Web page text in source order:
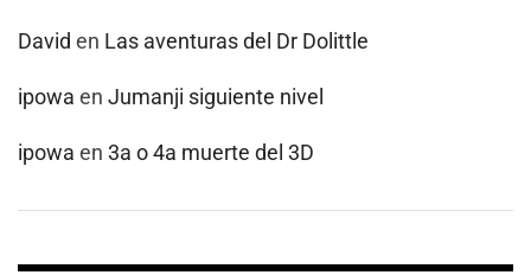
David en Las aventuras del Dr Dolittle
ipowa en Jumanji siguiente nivel
ipowa en 3a o 4a muerte del 3D